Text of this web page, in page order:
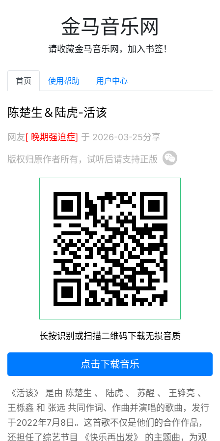
金马音乐网
请收藏金马音乐网，加入书签！
首页 使用帮助 用户中心
陈楚生＆陆虎-活该
网友[ 晚期强迫症] 于 2026-03-25分享
版权归原作者所有，试听后请支持正版
长按识别或扫描二维码下载无损音质
点击下载音乐
《活该》 ‌是由 陈楚生 、 陆虎 、 苏醒 、 王铮亮 、
王栎鑫 和 张远 共同作词、作曲并演唱的歌曲，发行
于2022年7月8日。这首歌不仅是他们的合作作品，
还担任了综艺节目 《快乐再出发》 的主题曲，为观